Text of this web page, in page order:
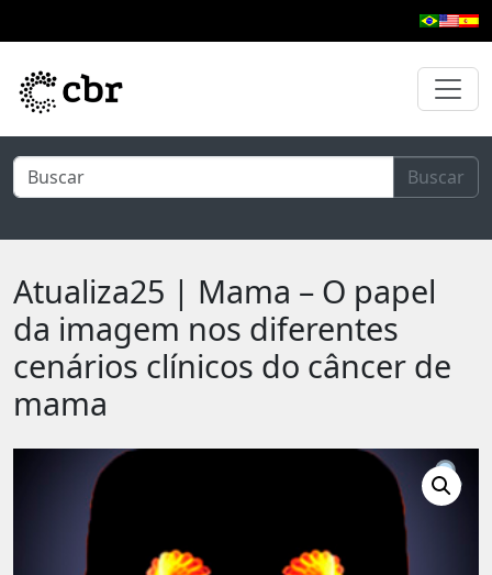
Buscar
Atualiza25 | Mama – O papel
da imagem nos diferentes
cenários clínicos do câncer de
mama